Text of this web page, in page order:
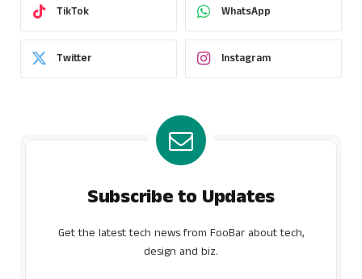
TikTok WhatsApp
Twitter Instagram
Subscribe to Updates
Get the latest tech news from FooBar about tech,
design and biz.